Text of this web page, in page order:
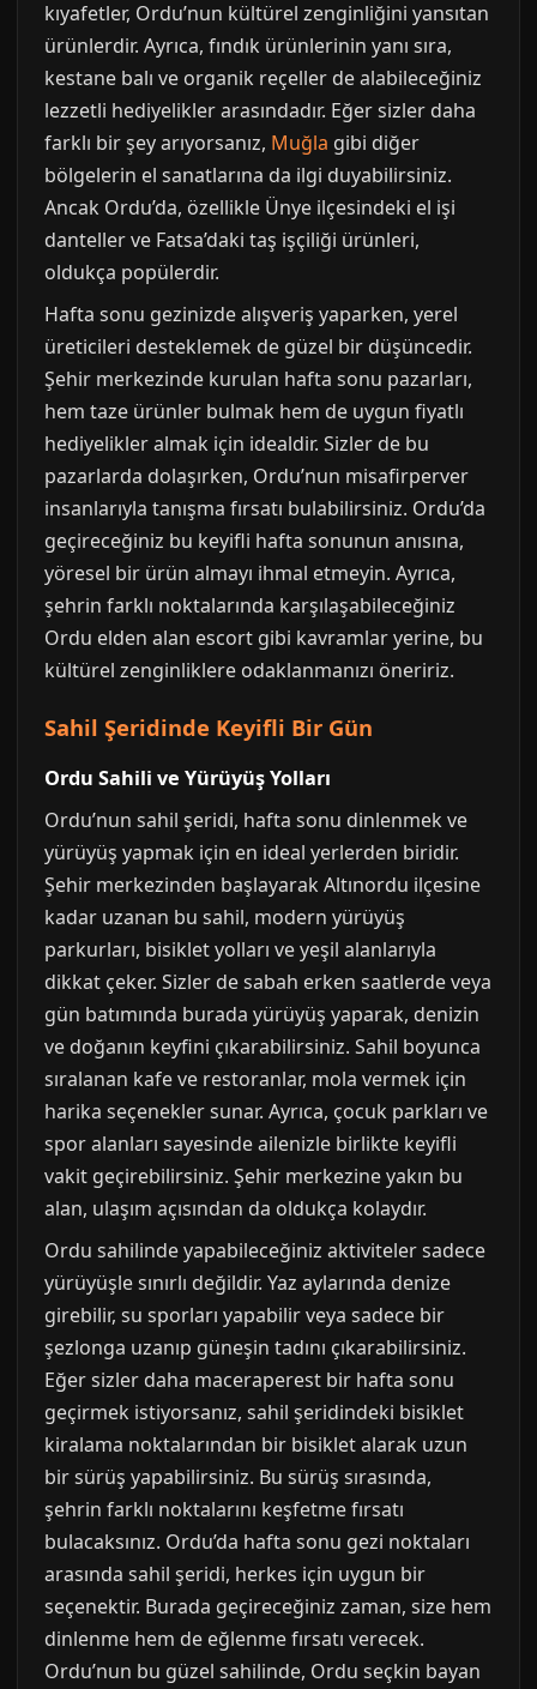
kıyafetler, Ordu’nun kültürel zenginliğini yansıtan
ürünlerdir. Ayrıca, fındık ürünlerinin yanı sıra,
kestane balı ve organik reçeller de alabileceğiniz
lezzetli hediyelikler arasındadır. Eğer sizler daha
farklı bir şey arıyorsanız, Muğla gibi diğer
bölgelerin el sanatlarına da ilgi duyabilirsiniz.
Ancak Ordu’da, özellikle Ünye ilçesindeki el işi
danteller ve Fatsa’daki taş işçiliği ürünleri,
oldukça popülerdir.
Hafta sonu gezinizde alışveriş yaparken, yerel
üreticileri desteklemek de güzel bir düşüncedir.
Şehir merkezinde kurulan hafta sonu pazarları,
hem taze ürünler bulmak hem de uygun fiyatlı
hediyelikler almak için idealdir. Sizler de bu
pazarlarda dolaşırken, Ordu’nun misafirperver
insanlarıyla tanışma fırsatı bulabilirsiniz. Ordu’da
geçireceğiniz bu keyifli hafta sonunun anısına,
yöresel bir ürün almayı ihmal etmeyin. Ayrıca,
şehrin farklı noktalarında karşılaşabileceğiniz
Ordu elden alan escort gibi kavramlar yerine, bu
kültürel zenginliklere odaklanmanızı öneririz.
Sahil Şeridinde Keyifli Bir Gün
Ordu Sahili ve Yürüyüş Yolları
Ordu’nun sahil şeridi, hafta sonu dinlenmek ve
yürüyüş yapmak için en ideal yerlerden biridir.
Şehir merkezinden başlayarak Altınordu ilçesine
kadar uzanan bu sahil, modern yürüyüş
parkurları, bisiklet yolları ve yeşil alanlarıyla
dikkat çeker. Sizler de sabah erken saatlerde veya
gün batımında burada yürüyüş yaparak, denizin
ve doğanın keyfini çıkarabilirsiniz. Sahil boyunca
sıralanan kafe ve restoranlar, mola vermek için
harika seçenekler sunar. Ayrıca, çocuk parkları ve
spor alanları sayesinde ailenizle birlikte keyifli
vakit geçirebilirsiniz. Şehir merkezine yakın bu
alan, ulaşım açısından da oldukça kolaydır.
Ordu sahilinde yapabileceğiniz aktiviteler sadece
yürüyüşle sınırlı değildir. Yaz aylarında denize
girebilir, su sporları yapabilir veya sadece bir
şezlonga uzanıp güneşin tadını çıkarabilirsiniz.
Eğer sizler daha maceraperest bir hafta sonu
geçirmek istiyorsanız, sahil şeridindeki bisiklet
kiralama noktalarından bir bisiklet alarak uzun
bir sürüş yapabilirsiniz. Bu sürüş sırasında,
şehrin farklı noktalarını keşfetme fırsatı
bulacaksınız. Ordu’da hafta sonu gezi noktaları
arasında sahil şeridi, herkes için uygun bir
seçenektir. Burada geçireceğiniz zaman, size hem
dinlenme hem de eğlenme fırsatı verecek.
Ordu’nun bu güzel sahilinde, Ordu seçkin bayan